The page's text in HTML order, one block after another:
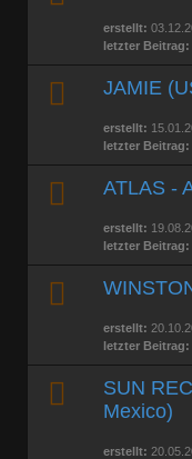
erstellt:
letzter Beitrag:
JAMIE
erstellt:
letzter Beitrag:
ATLAS -
erstellt:
letzter Beitrag:
erstellt:
letzter Beitrag:
SUN
Mexico)
erstellt: